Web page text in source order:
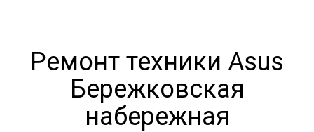
Ремонт техники Asus
Бережковская
набережная